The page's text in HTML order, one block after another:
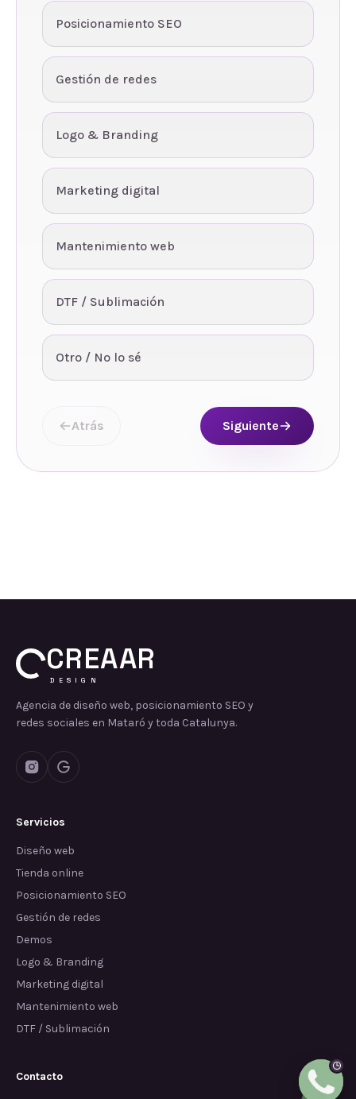
Posicionamiento SEO
Gestión de redes
Logo & Branding
Marketing digital
Mantenimiento web
DTF / Sublimación
Otro / No lo sé
Atrás Siguiente
CREAAR
DESIGN
Agencia de diseño web, posicionamiento SEO y
redes sociales en Mataró y toda Catalunya.
Servicios
Diseño web
Tienda online
Posicionamiento SEO
Gestión de redes
Demos
Logo & Branding
Marketing digital
Mantenimiento web
DTF / Sublimación
Contacto